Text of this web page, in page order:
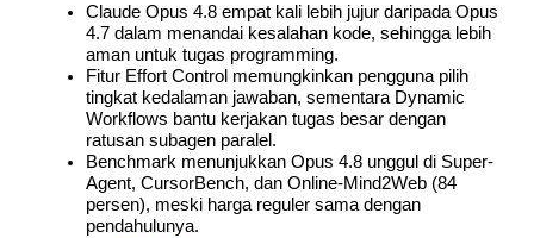
Claude Opus 4.8 empat kali lebih jujur daripada Opus
4.7 dalam menandai kesalahan kode, sehingga lebih
aman untuk tugas programming.
Fitur Effort Control memungkinkan pengguna pilih
tingkat kedalaman jawaban, sementara Dynamic
Workflows bantu kerjakan tugas besar dengan
ratusan subagen paralel.
Benchmark menunjukkan Opus 4.8 unggul di Super-
Agent, CursorBench, dan Online-Mind2Web (84
persen), meski harga reguler sama dengan
pendahulunya.